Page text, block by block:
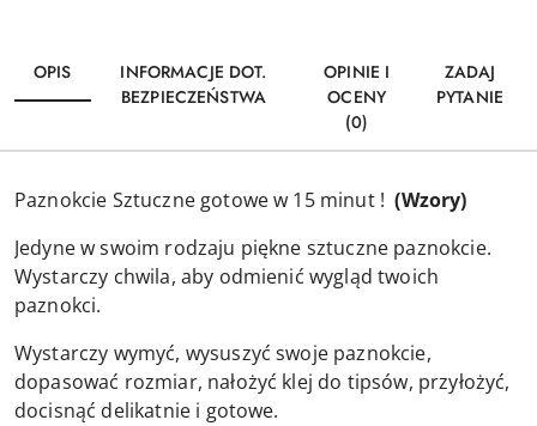
OPIS
INFORMACJE DOT.
BEZPIECZEŃSTWA
OPINIE I
OCENY
(0)
ZADAJ
PYTANIE
Paznokcie Sztuczne gotowe w 15 minut ! (Wzory)
Jedyne w swoim rodzaju piękne sztuczne paznokcie.
Wystarczy chwila, aby odmienić wygląd twoich
paznokci.
Wystarczy wymyć, wysuszyć swoje paznokcie,
dopasować rozmiar, nałożyć klej do tipsów, przyłożyć,
docisnąć delikatnie i gotowe.